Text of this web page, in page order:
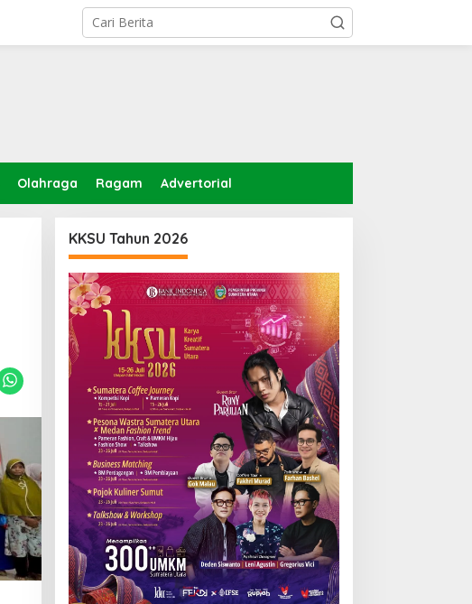
Olahraga Ragam Advertorial
KKSU Tahun 2026